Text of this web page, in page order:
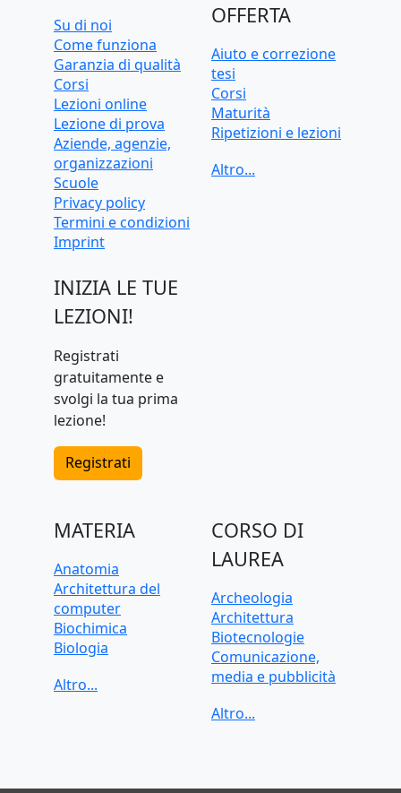
Su di noi
Come funziona
Garanzia di qualità
Corsi
Lezioni online
Lezione di prova
Aziende, agenzie,
organizzazioni
Scuole
Privacy policy
Termini e condizioni
Imprint
INIZIA LE TUE
LEZIONI!
Registrati
gratuitamente e
svolgi la tua prima
lezione!
Registrati
OFFERTA
Aiuto e correzione
tesi
Corsi
Maturità
Ripetizioni e lezioni
online
MATERIA
Anatomia
Architettura del
computer
Biochimica
Biologia
CAD, Disegno
Diritto
CORSO DI
LAUREA
Archeologia
Architettura
Biotecnologie
Comunicazione,
media e pubblicità
Data science